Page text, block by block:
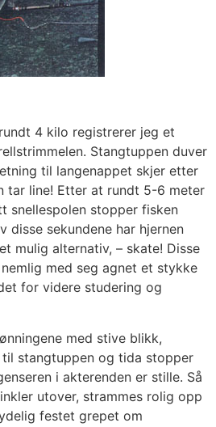
4 kilo registrerer jeg et
Stangtuppen duver
til langenappet skjer etter
tar line! Etter at rundt 5-6 meter
snellespolen stopper fisken
disse sekundene har hjernen
mulig alternativ, – skate! Disse
med seg agnet et stykke
for videre studering og
med stive blikk,
stangtuppen og tida stopper
i akterenden er stille. Så
utover, strammes rolig opp
festet grepet om